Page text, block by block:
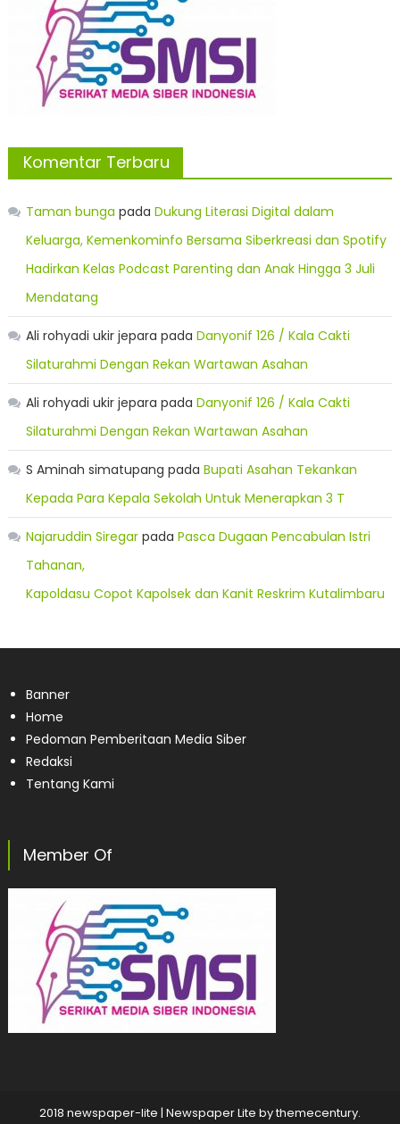
Komentar Terbaru
Taman bunga pada Dukung Literasi Digital dalam
Keluarga, Kemenkominfo Bersama Siberkreasi dan Spotify
Hadirkan Kelas Podcast Parenting dan Anak Hingga 3 Juli
Mendatang
Ali rohyadi ukir jepara pada Danyonif 126 / Kala Cakti
Silaturahmi Dengan Rekan Wartawan Asahan
Ali rohyadi ukir jepara pada Danyonif 126 / Kala Cakti
Silaturahmi Dengan Rekan Wartawan Asahan
S Aminah simatupang pada Bupati Asahan Tekankan
Kepada Para Kepala Sekolah Untuk Menerapkan 3 T
Najaruddin Siregarpada Pasca Dugaan Pencabulan Istri
Tahanan,
Kapoldasu Copot Kapolsek dan Kanit Reskrim Kutalimbaru
Banner
Home
Pedoman Pemberitaan Media Siber
Redaksi
Tentang Kami
Member Of
2018 newspaper-lite | Newspaper Lite bythemecentury.